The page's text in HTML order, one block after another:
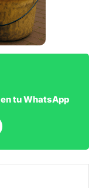
tu WhatsApp